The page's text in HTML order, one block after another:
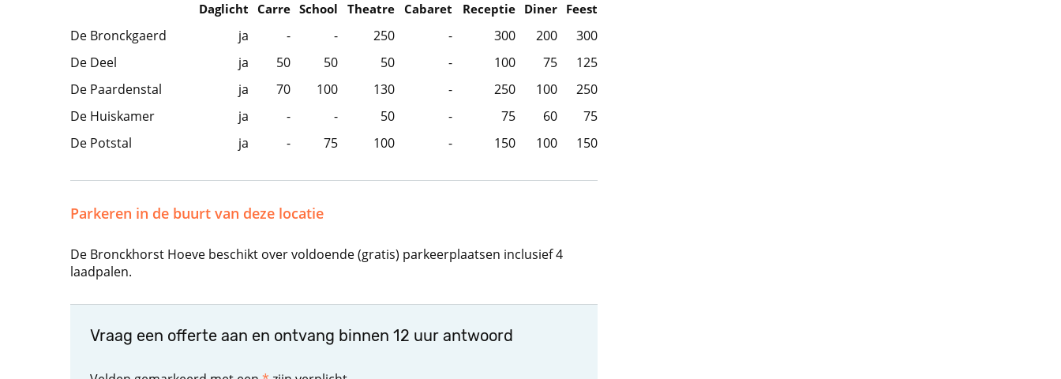
Daglicht Carre School Theatre Cabaret Receptie Diner Feest
De Bronckgaerd ja - - 250 - 300 200
300
De Deel
ja 50 50 50 - 100 75
125
De Paardenstal
ja 70 100 130 - 250 100
250
De Huiskamer
ja - - 50 - 75 60
75
De Potstal
ja - 75 100 - 150 100 150
Parkeren in de buurt van deze locatie
De Bronckhorst Hoeve beschikt over voldoende (gratis) parkeerplaatsen inclusief 4
laadpalen.
Vraag een offerte aan en ontvang binnen 12 uur antwoord